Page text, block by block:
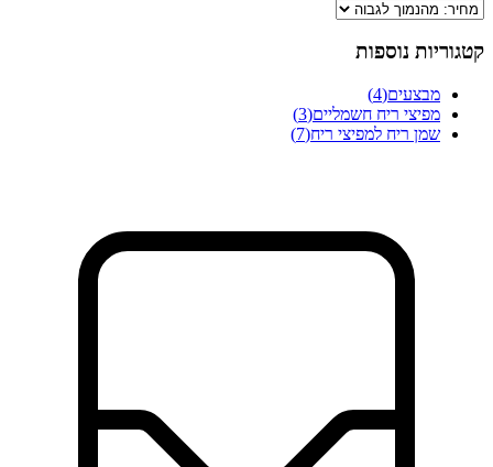
קטגוריות נוספות
מבצעים(
4
)
מפיצי ריח חשמליים(
3
)
שמן ריח למפיצי ריח(
7
)